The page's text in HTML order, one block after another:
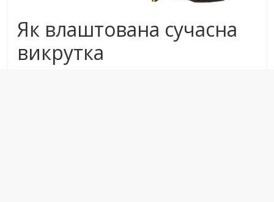
Як влаштована сучасна
викрутка